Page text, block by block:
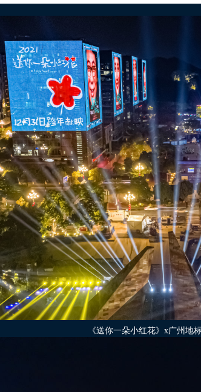
《送你一朵小红花》x广州地